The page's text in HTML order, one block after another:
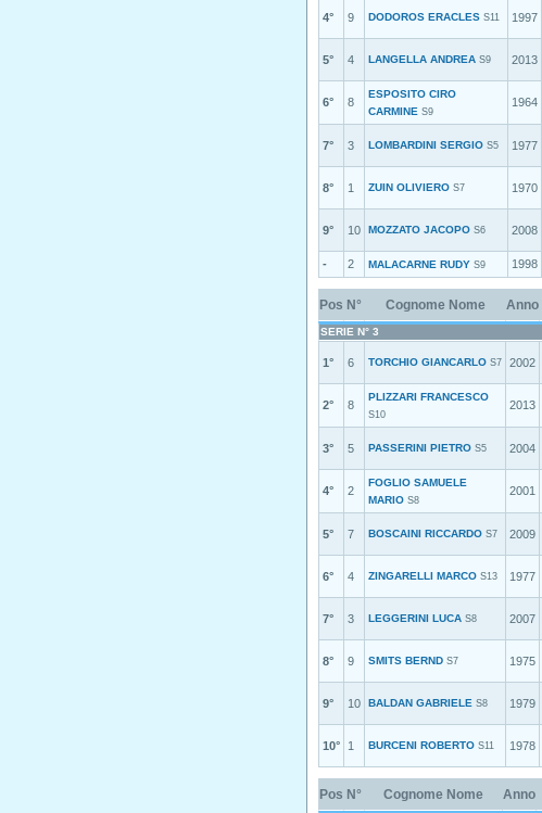
4° 9 DODOROS ERACLES S11 1997
5° 4 LANGELLA ANDREA S9 2013
6° 8
ESPOSITO CIRO
CARMINE S9
1964
7° 3 LOMBARDINI SERGIO S5 1977
8° 1 ZUIN OLIVIERO S7 1970
9° 10 MOZZATO JACOPO S6 2008
- 2 MALACARNE RUDY S9 1998
Pos N° Cognome Nome Anno
SERIE N° 3
1° 6 TORCHIO GIANCARLO S7 2002
2° 8
PLIZZARI FRANCESCO
S10
2013
3° 5 PASSERINI PIETRO S5 2004
4° 2
FOGLIO SAMUELE
MARIO S8
2001
5° 7 BOSCAINI RICCARDO S7 2009
6° 4 ZINGARELLI MARCO S13 1977
7° 3 LEGGERINI LUCA S8 2007
8° 9 SMITS BERND S7 1975
9° 10 BALDAN GABRIELE S8 1979
10° 1 BURCENI ROBERTO S11 1978
Pos N° Cognome Nome Anno